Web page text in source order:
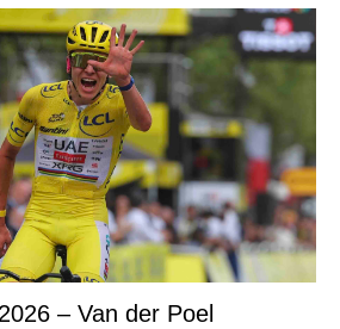
– Van der Poel